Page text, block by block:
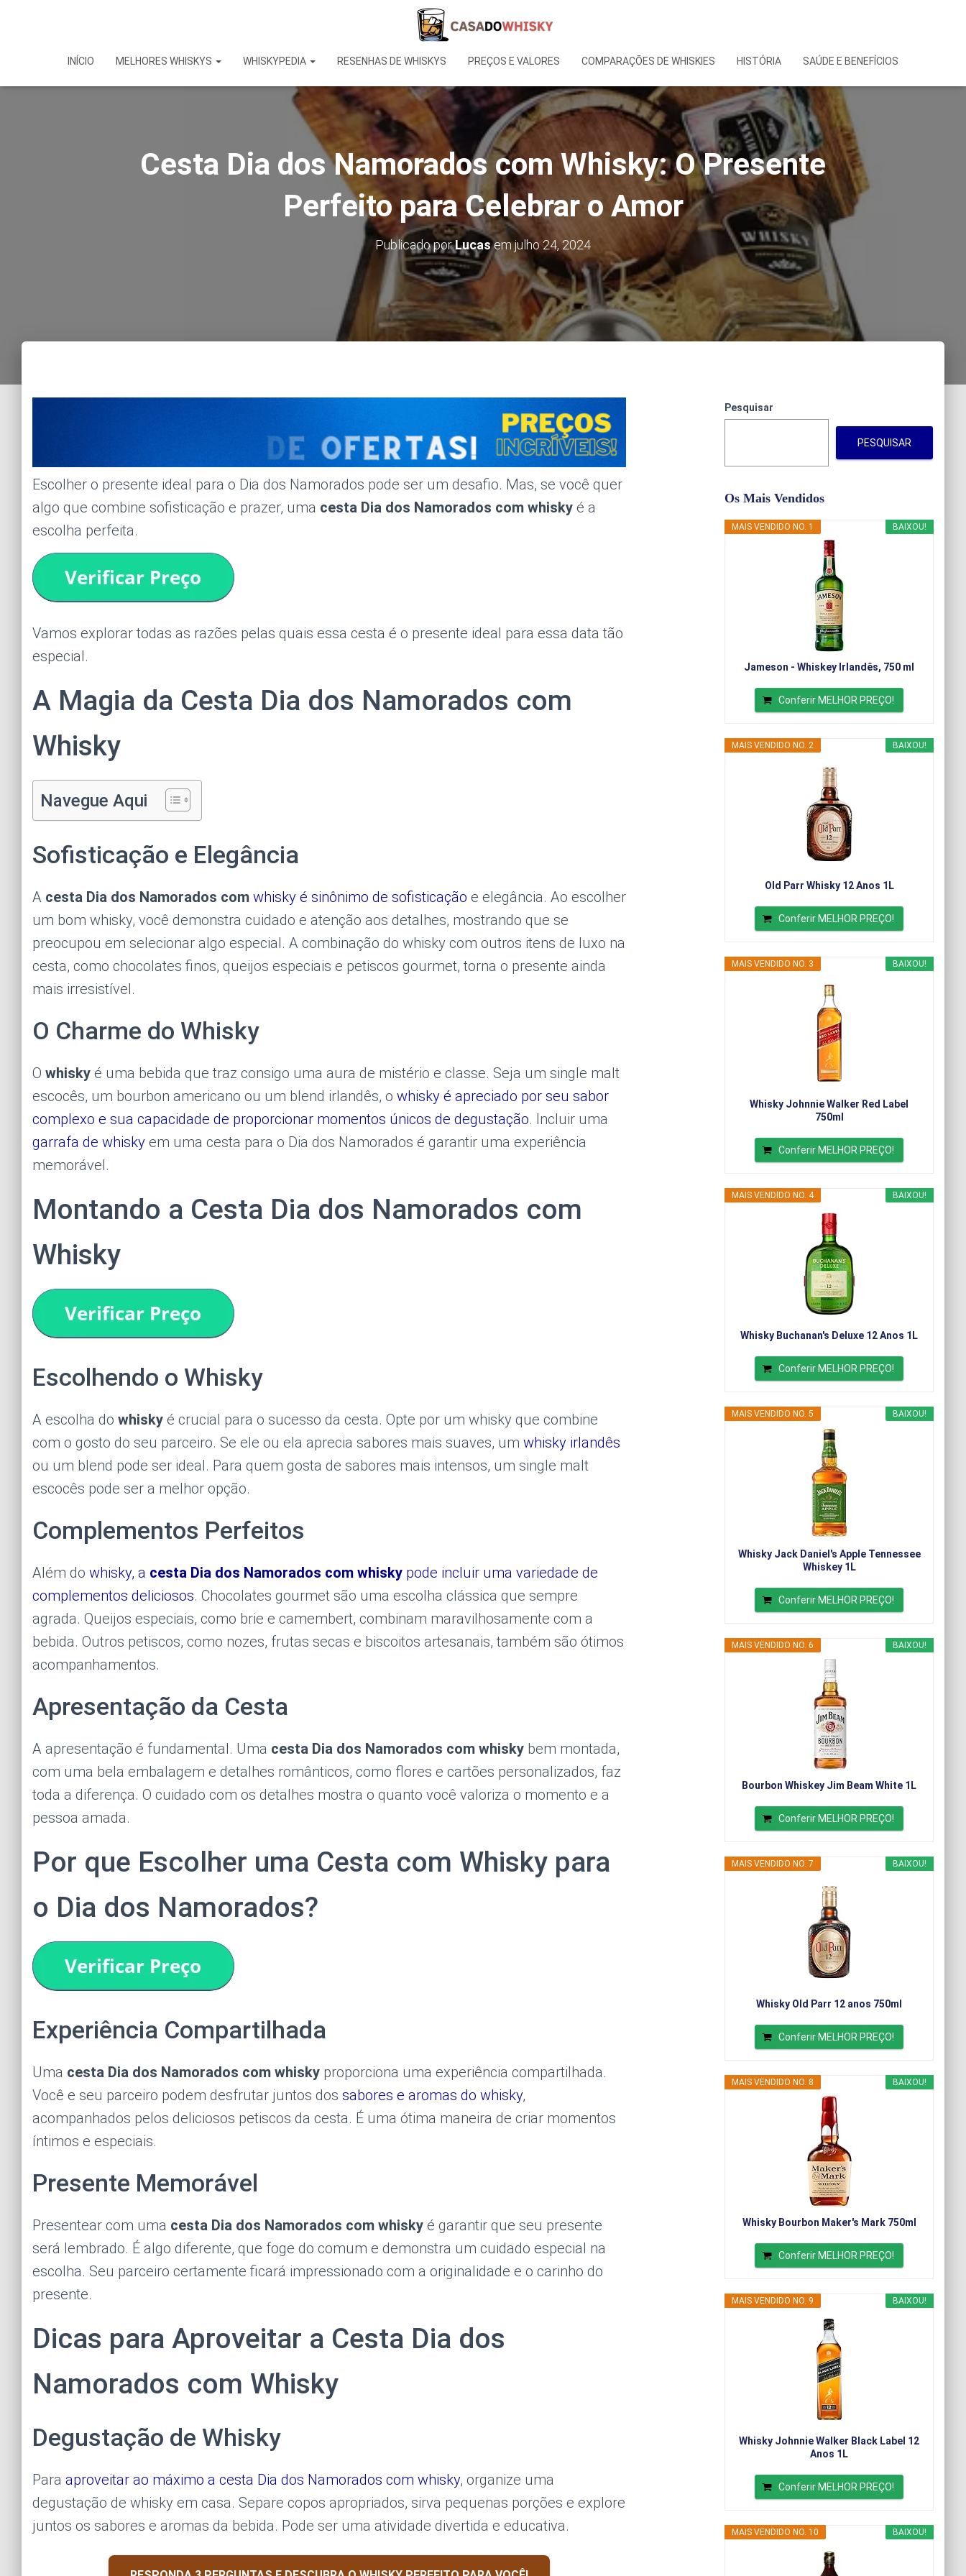
INÍCIO MELHORES WHISKYS WHISKYPEDIA RESENHAS DE WHISKYS PREÇOS E VALORES COMPARAÇÕES DE WHISKIES HISTÓRIA SAÚDE E BENEFÍCIOS
Cesta Dia dos Namorados com Whisky: O Presente
Perfeito para Celebrar o Amor
Publicado porLucasemjulho 24, 2024
Escolher o presente ideal para o Dia dos Namorados pode ser um desafio. Mas, se você quer
algo que combine sofisticação e prazer, uma cesta Dia dos Namorados com whisky é a
escolha perfeita.
Vamos explorar todas as razões pelas quais essa cesta é o presente ideal para essa data tão
especial.
A Magia da Cesta Dia dos Namorados com
Whisky
Navegue Aqui
Sofisticação e Elegância
A cesta Dia dos Namorados com whisky é sinônimo de sofisticação e elegância. Ao escolher
um bom whisky, você demonstra cuidado e atenção aos detalhes, mostrando que se
preocupou em selecionar algo especial. A combinação do whisky com outros itens de luxo na
cesta, como chocolates finos, queijos especiais e petiscos gourmet, torna o presente ainda
mais irresistível.
O Charme do Whisky
O whisky é uma bebida que traz consigo uma aura de mistério e classe. Seja um single malt
escocês, um bourbon americano ou um blend irlandês, o whisky é apreciado por seu sabor
complexo e sua capacidade de proporcionar momentos únicos de degustação. Incluir uma
garrafa de whisky em uma cesta para o Dia dos Namorados é garantir uma experiência
memorável.
Montando a Cesta Dia dos Namorados com
Whisky
Escolhendo o Whisky
A escolha do whisky é crucial para o sucesso da cesta. Opte por um whisky que combine
com o gosto do seu parceiro. Se ele ou ela aprecia sabores mais suaves, um whisky irlandês
ou um blend pode ser ideal. Para quem gosta de sabores mais intensos, um single malt
escocês pode ser a melhor opção.
Complementos Perfeitos
Além do whisky, a cesta Dia dos Namorados com whisky pode incluir uma variedade de
complementos deliciosos. Chocolates gourmet são uma escolha clássica que sempre
agrada. Queijos especiais, como brie e camembert, combinam maravilhosamente com a
bebida. Outros petiscos, como nozes, frutas secas e biscoitos artesanais, também são ótimos
acompanhamentos.
Apresentação da Cesta
A apresentação é fundamental. Uma cesta Dia dos Namorados com whisky bem montada,
com uma bela embalagem e detalhes românticos, como flores e cartões personalizados, faz
toda a diferença. O cuidado com os detalhes mostra o quanto você valoriza o momento e a
pessoa amada.
Por que Escolher uma Cesta com Whisky para
o Dia dos Namorados?
Experiência Compartilhada
Uma cesta Dia dos Namorados com whisky proporciona uma experiência compartilhada.
Você e seu parceiro podem desfrutar juntos dos sabores e aromas do whisky,
acompanhados pelos deliciosos petiscos da cesta. É uma ótima maneira de criar momentos
íntimos e especiais.
Presente Memorável
Presentear com uma cesta Dia dos Namorados com whisky é garantir que seu presente
será lembrado. É algo diferente, que foge do comum e demonstra um cuidado especial na
escolha. Seu parceiro certamente ficará impressionado com a originalidade e o carinho do
presente.
Dicas para Aproveitar a Cesta Dia dos
Namorados com Whisky
Degustação de Whisky
Para aproveitar ao máximo a cesta Dia dos Namorados com whisky, organize uma
degustação de whisky em casa. Separe copos apropriados, sirva pequenas porções e explore
juntos os sabores e aromas da bebida. Pode ser uma atividade divertida e educativa.
Pesquisar
PESQUISAR
Os Mais Vendidos
BAIXOU!
MAIS VENDIDO NO. 1
Jameson - Whiskey Irlandês, 750 ml
Conferir MELHOR PREÇO!
BAIXOU!
MAIS VENDIDO NO. 2
Old Parr Whisky 12 Anos 1L
Conferir MELHOR PREÇO!
BAIXOU!
MAIS VENDIDO NO. 3
Whisky Johnnie Walker Red Label
750ml
Conferir MELHOR PREÇO!
BAIXOU!
MAIS VENDIDO NO. 4
Whisky Buchanan's Deluxe 12 Anos 1L
Conferir MELHOR PREÇO!
BAIXOU!
MAIS VENDIDO NO. 5
Whisky Jack Daniel's Apple Tennessee
Whiskey 1L
Conferir MELHOR PREÇO!
BAIXOU!
MAIS VENDIDO NO. 6
Bourbon Whiskey Jim Beam White 1L
Conferir MELHOR PREÇO!
BAIXOU!
MAIS VENDIDO NO. 7
Whisky Old Parr 12 anos 750ml
Conferir MELHOR PREÇO!
BAIXOU!
MAIS VENDIDO NO. 8
Whisky Bourbon Maker's Mark 750ml
Conferir MELHOR PREÇO!
BAIXOU!
MAIS VENDIDO NO. 9
Whisky Johnnie Walker Black Label 12
Anos 1L
Conferir MELHOR PREÇO!
BAIXOU!
MAIS VENDIDO NO. 10